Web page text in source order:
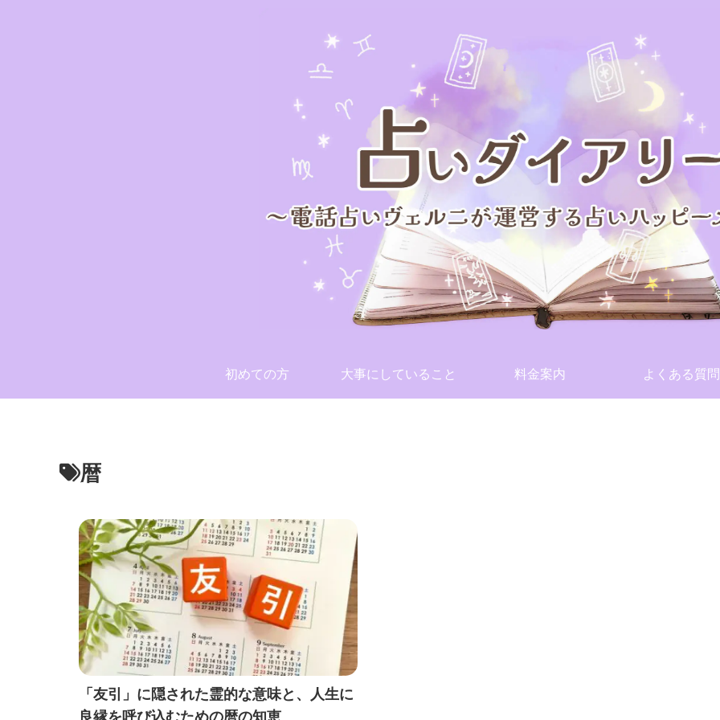
初めての方 大事にしていること 料金案内 よくある質問
暦
「友引」に隠された霊的な意味と、人生に
良縁を呼び込むための暦の知恵